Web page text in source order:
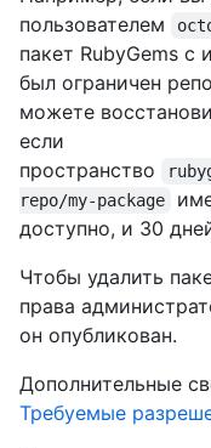
пользователем
пакет RubyGems с
был ограничен
можете
если
пространство
repo/my-package
доступно, и 30
Чтобы удалить
права
он опубликован.
Дополнительные
Требуемые